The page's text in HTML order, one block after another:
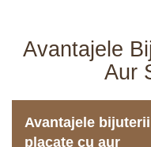
Avantajele
Aur
Avantajele
placate cu aur